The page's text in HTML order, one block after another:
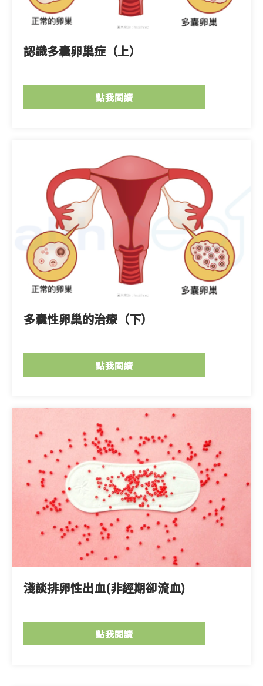
認識多囊卵巢症（上）
點我閱讀
多囊性卵巢的治療（下）
點我閱讀
淺談排卵性出血(非經期卻流血)
點我閱讀